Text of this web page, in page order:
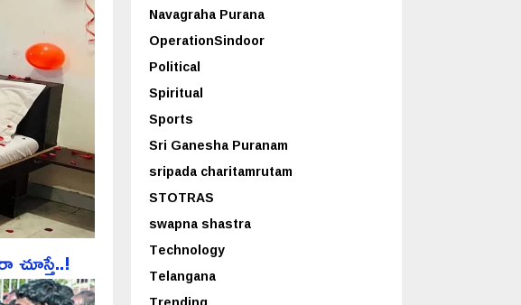
చూస్తే..!
Navagraha Purana
OperationSindoor
Political
Spiritual
Sports
Sri Ganesha Puranam
sripada charitamrutam
STOTRAS
swapna shastra
Technology
Telangana